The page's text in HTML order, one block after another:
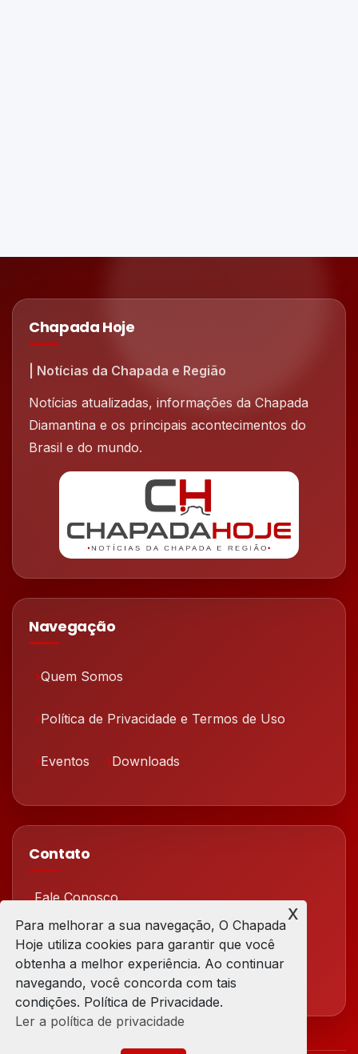
Chapada Hoje
| Notícias da Chapada e Região
Notícias atualizadas, informações da Chapada
Diamantina e os principais acontecimentos do
Brasil e do mundo.
Navegação
Quem Somos
Política de Privacidade e Termos de Uso
Eventos Downloads
Contato
Fale Conosco
Redes Sociais
Para melhorar a sua navegação, O Chapada
Hoje utiliza cookies para garantir que você
obtenha a melhor experiência. Ao continuar
navegando, você concorda com tais
condições. Política de Privacidade.
Ler a política de privacidade
x